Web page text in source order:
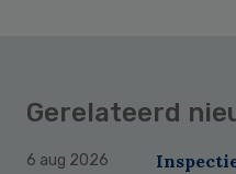
Gerelateerd
6 aug 2026